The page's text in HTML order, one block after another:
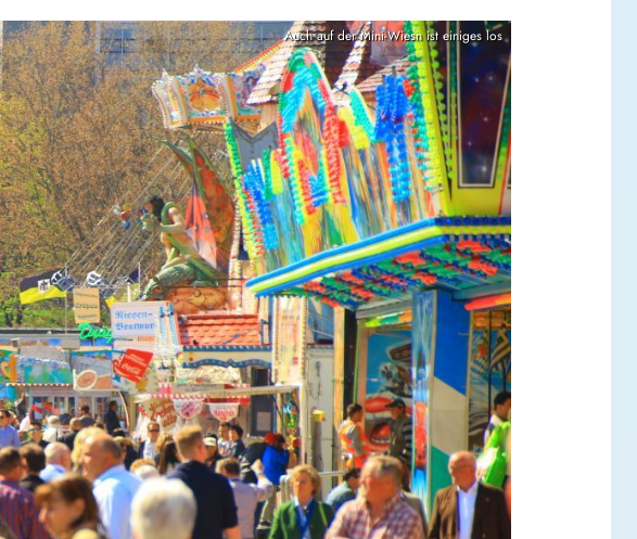
Auch auf der Mini-Wiesn ist einiges los